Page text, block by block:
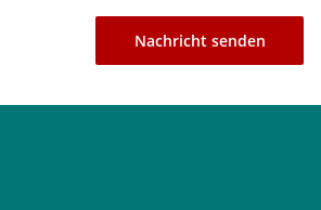
Nachricht senden